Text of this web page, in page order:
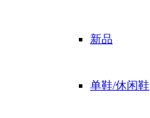
新品
单鞋/休闲鞋